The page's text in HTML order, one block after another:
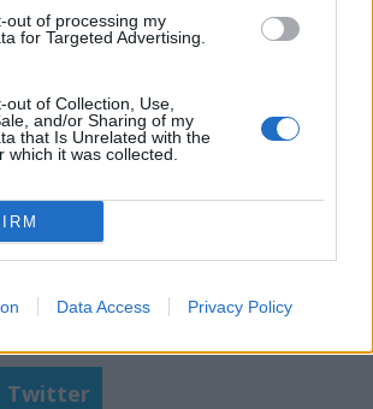
out of processing my
for Targeted Advertising.
out of Collection, Use,
and/or Sharing of my
that Is Unrelated with the
which it was collected.
Data Access Privacy Policy
Twitter